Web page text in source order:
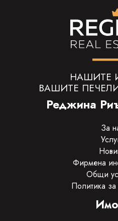
НАШИТЕ
ВАШИТЕ
Реджина
За
Фирмена
Общи
Политика за